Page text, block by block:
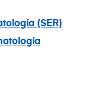
(SER)